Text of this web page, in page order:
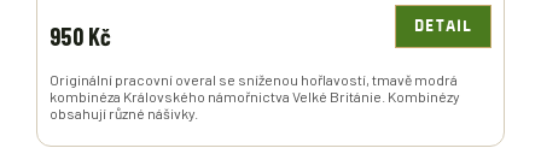
950 Kč DETAIL
Originální pracovní overal se sníženou hořlavostí, tmavě modrá
kombinéza Královského námořnictva Velké Británie. Kombinézy
obsahují různé nášivky.